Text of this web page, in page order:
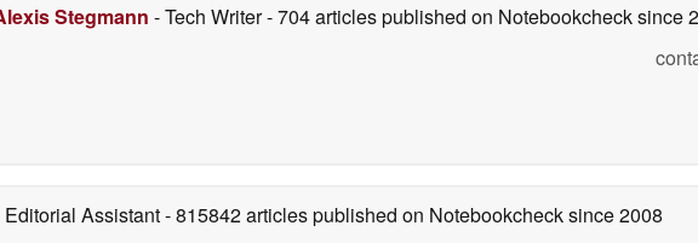
Stegmann - Tech Writer- 704 articles published on Notebookchecksince
Editorial Assistant- 815842 articles published on Notebookchecksince 2008